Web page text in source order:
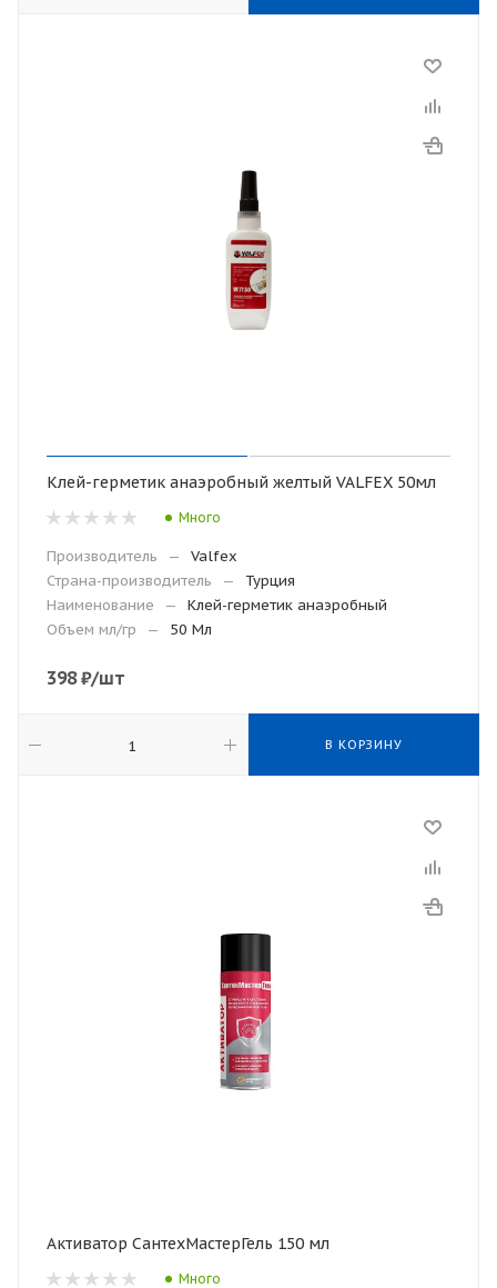
Клей-герметик анаэробный желтый VALFEX 50мл
Много
Производитель —
Valfex
Страна-производитель
—
Турция
Наименование
—
Клей-герметик анаэробный
Объем мл/гр
— 50 Мл
398₽/шт
В КОРЗИНУ
Активатор СантехМастерГель 150 мл
Много